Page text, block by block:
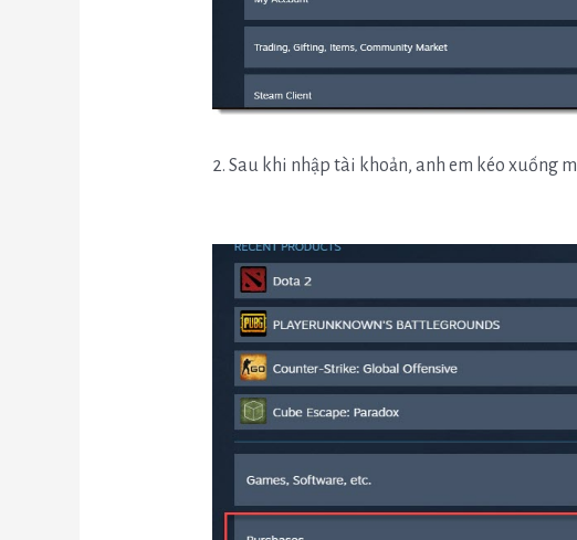
2. Sau khi nhập tài khoản, anh em kéo xuống